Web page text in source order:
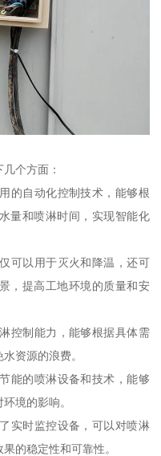
个方面：
的自动化控制技术，能够根
量和喷淋时间，实现智能化
可以用于灭火和降温，还可
，提高工地环境的质量和安
控制能力，能够根据具体需
资源的浪费。
能的喷淋设备和技术，能够
境的影响。
实时监控设备，可以对喷淋
的稳定性和可靠性。